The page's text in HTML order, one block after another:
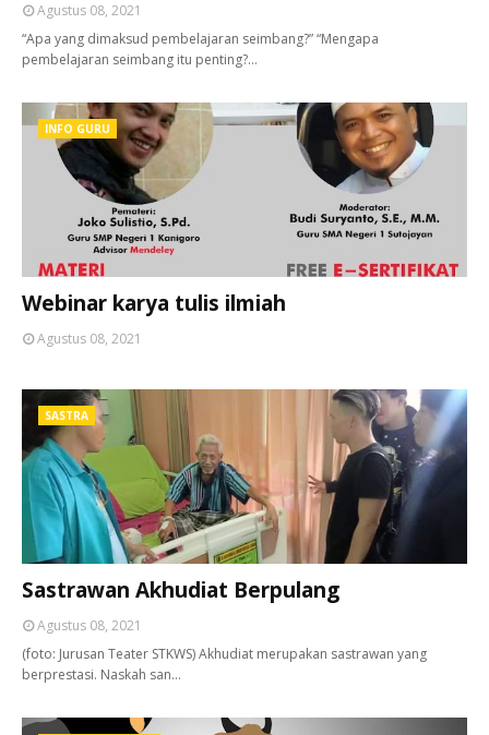
Agustus 08, 2021
“Apa yang dimaksud pembelajaran seimbang?” “Mengapa
pembelajaran seimbang itu penting?…
INFO GURU
Webinar karya tulis ilmiah
Agustus 08, 2021
SASTRA
Sastrawan Akhudiat Berpulang
Agustus 08, 2021
(foto: Jurusan Teater STKWS) Akhudiat merupakan sastrawan yang
berprestasi. Naskah san…